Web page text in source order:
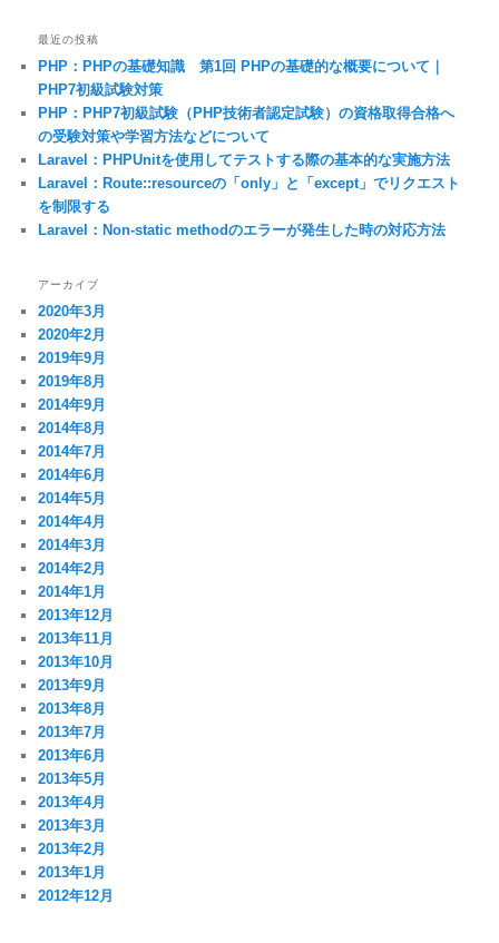
最近の投稿
PHP：PHPの基礎知識 第1回 PHPの基礎的な概要について｜
PHP7初級試験対策
PHP：PHP7初級試験（PHP技術者認定試験）の資格取得合格へ
の受験対策や学習方法などについて
Laravel：PHPUnitを使用してテストする際の基本的な実施方法
Laravel：Route::resourceの「only」と「except」でリクエスト
を制限する
Laravel：Non-static methodのエラーが発生した時の対応方法
アーカイブ
2020年3月
2020年2月
2019年9月
2019年8月
2014年9月
2014年8月
2014年7月
2014年6月
2014年5月
2014年4月
2014年3月
2014年2月
2014年1月
2013年12月
2013年11月
2013年10月
2013年9月
2013年8月
2013年7月
2013年6月
2013年5月
2013年4月
2013年3月
2013年2月
2013年1月
2012年12月